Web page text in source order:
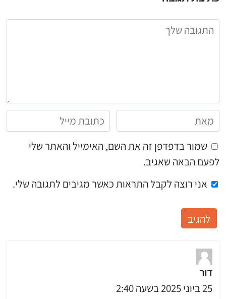
שמור בדפדפן זה את השם, האימייל והאתר שלי
לפעם הבאה שאגיב.
אני רוצה לקבל התראות כאשר מגיבים לתגובה שלי.
דור
25 ביוני 2025 בשעה 2:40